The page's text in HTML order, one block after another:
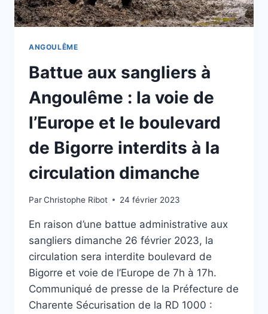
SAISON
12
ANGOULÊME
Battue aux sangliers à
Angoulême : la voie de
l’Europe et le boulevard
de Bigorre interdits à la
circulation dimanche
ParChristophe Ribot 24 février 2023
En raison d’une battue administrative aux
sangliers dimanche 26 février 2023, la
circulation sera interdite boulevard de
Bigorre et voie de l’Europe de 7h à 17h.
Communiqué de presse de la Préfecture de
Charente Sécurisation de la RD 1000 :